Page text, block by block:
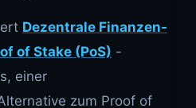
Dezentrale Finanzen-
of Stake (PoS) -
einer
zum Proof of